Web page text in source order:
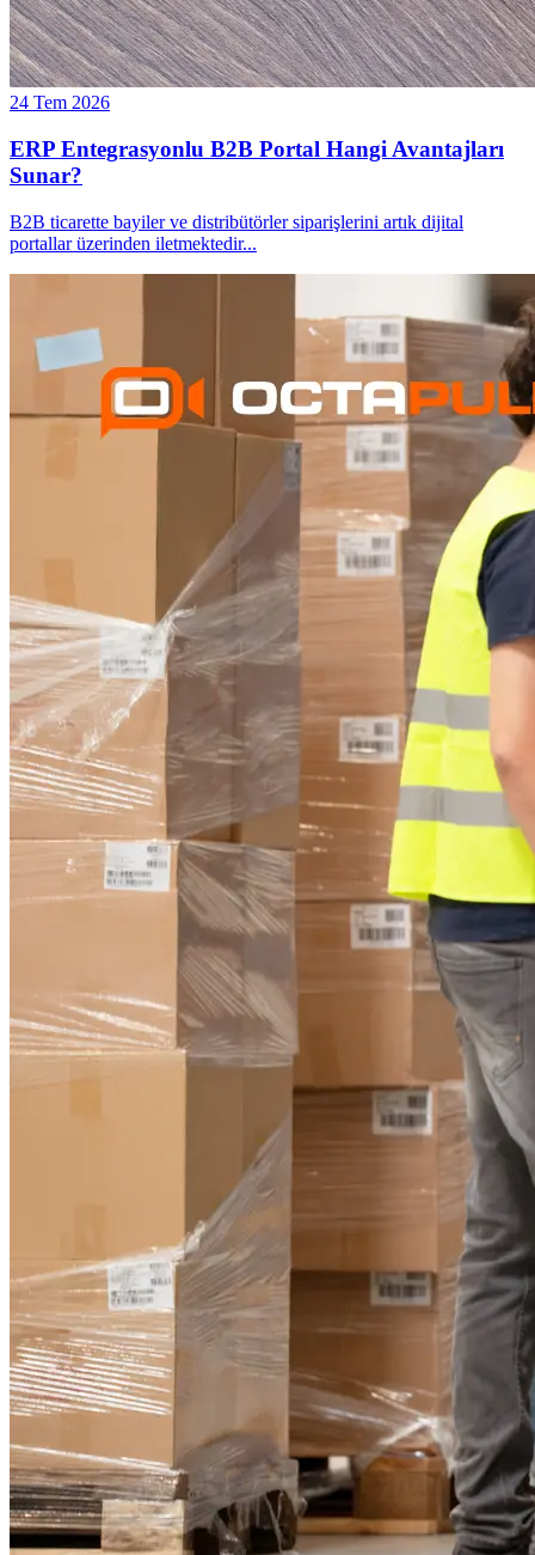
24 Tem 2026
ERP Entegrasyonlu B2B Portal Hangi Avantajları
Sunar?
B2B ticarette bayiler ve distribütörler siparişlerini artık dijital
portallar üzerinden iletmektedir...